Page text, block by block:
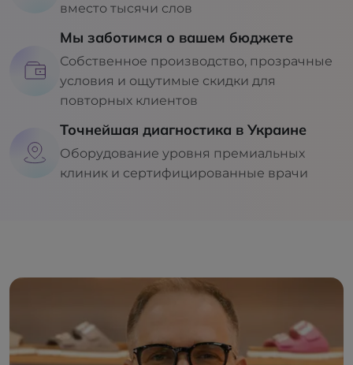
вместо тысячи слов
Мы заботимся о вашем бюджете
Собственное производство, прозрачные
условия и ощутимые скидки для
повторных клиентов
Точнейшая диагностика в Украине
Оборудование уровня премиальных
клиник и сертифицированные врачи